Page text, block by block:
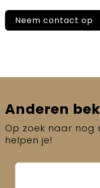
Neem contact op
Anderen
Op zoek naar nog
helpen je!